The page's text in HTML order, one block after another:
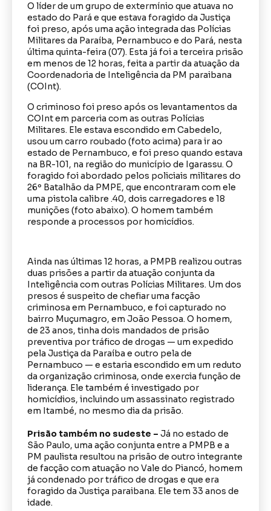
O líder de um grupo de extermínio que atuava no
estado do Pará e que estava foragido da Justiça
foi preso, após uma ação integrada das Polícias
Militares da Paraíba, Pernambuco e do Pará, nesta
última quinta-feira (07). Esta já foi a terceira prisão
em menos de 12 horas, feita a partir da atuação da
Coordenadoria de Inteligência da PM paraibana
(COInt).
O criminoso foi preso após os levantamentos da
COInt em parceria com as outras Polícias
Militares. Ele estava escondido em Cabedelo,
usou um carro roubado (foto acima) para ir ao
estado de Pernambuco, e foi preso quando estava
na BR-101, na região do município de Igarassu. O
foragido foi abordado pelos policiais militares do
26º Batalhão da PMPE, que encontraram com ele
uma pistola calibre .40, dois carregadores e 18
munições (foto abaixo). O homem também
responde a processos por homicídios.
Ainda nas últimas 12 horas, a PMPB realizou outras
duas prisões a partir da atuação conjunta da
Inteligência com outras Polícias Militares. Um dos
presos é suspeito de chefiar uma facção
criminosa em Pernambuco, e foi capturado no
bairro Muçumagro, em João Pessoa. O homem,
de 23 anos, tinha dois mandados de prisão
preventiva por tráfico de drogas — um expedido
pela Justiça da Paraíba e outro pela de
Pernambuco — e estaria escondido em um reduto
da organização criminosa, onde exercia função de
liderança. Ele também é investigado por
homicídios, incluindo um assassinato registrado
em Itambé, no mesmo dia da prisão.
Prisão também no sudeste – Já no estado de
São Paulo, uma ação conjunta entre a PMPB e a
PM paulista resultou na prisão de outro integrante
de facção com atuação no Vale do Piancó, homem
já condenado por tráfico de drogas e que era
foragido da Justiça paraibana. Ele tem 33 anos de
idade.